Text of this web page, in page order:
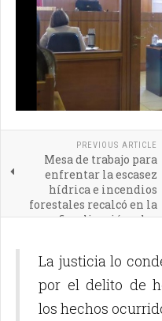
PREVIOUS ARTICLE
Mesa de trabajo para
enfrentar la escasez
hídrica e incendios
forestales recalcó en la
fiscalización y las
La justicia lo
por el delito de
los hechos